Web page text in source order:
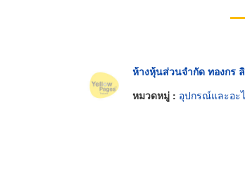
ห้างหุ้นส่วนจำกัด ทองกร
หมวดหมู่ : อุปกรณ์และอะ